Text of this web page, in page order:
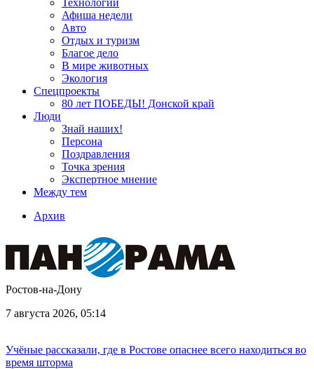
Технологии
Афиша недели
Авто
Отдых и туризм
Благое дело
В мире животных
Экология
Спецпроекты
80 лет ПОБЕДЫ! Донской край
Люди
Знай наших!
Персона
Поздравления
Точка зрения
Экспертное мнение
Между тем
Архив
Ростов-на-Дону
7 августа 2026, 05:14
Учёные рассказали, где в Ростове опаснее всего находиться во
время шторма